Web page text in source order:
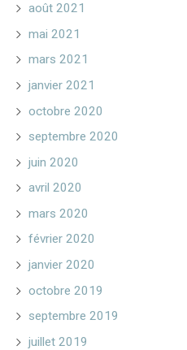
août 2021
mai 2021
mars 2021
janvier 2021
octobre 2020
septembre 2020
juin 2020
avril 2020
mars 2020
février 2020
janvier 2020
octobre 2019
septembre 2019
juillet 2019